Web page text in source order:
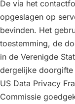
De via het
opgeslagen op
bevinden. Het
toestemming, de
in de Verenigde
dergelijke
US Data Privacy
Commissie